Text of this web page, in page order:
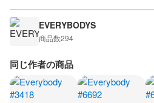
EVERYBODYS
商品数294
同じ作者の商品